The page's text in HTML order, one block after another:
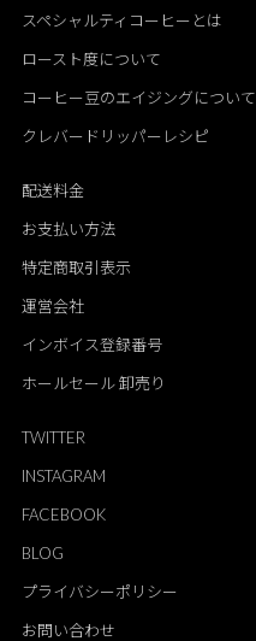
スペシャルティコーヒーとは
ロースト度について
コーヒー豆のエイジングについて
クレバードリッパーレシピ
配送料金
お支払い方法
特定商取引表示
運営会社
インボイス登録番号
ホールセール 卸売り
TWITTER
INSTAGRAM
FACEBOOK
BLOG
プライバシーポリシー
お問い合わせ